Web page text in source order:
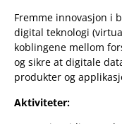
Fremme innovasjon i
digital teknologi
koblingene mellom
og sikre at digitale
produkter og
Aktiviteter: